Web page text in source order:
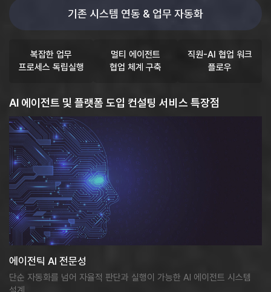
기존 시스템 연동 & 업무 자동화
복잡한 업무
프로세스 독립실행
멀티 에이전트
협업 체계 구축
직원-AI 협업 워크
플로우
AI 에이전트 및 플랫폼 도입 컨설팅 서비스 특장점
에이전틱 AI 전문성
단순 자동화를 넘어 자율적 판단과 실행이 가능한 AI 에이전트 시스템